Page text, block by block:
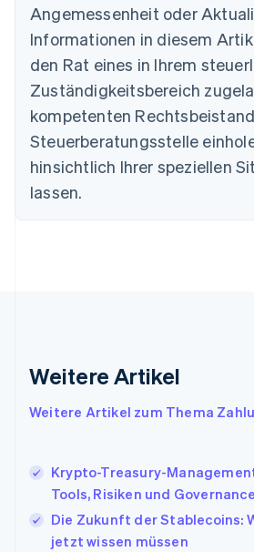
Angemessenheit oder
Informationen in diesem
den Rat eines in Ihrem
Zuständigkeitsbereich
kompetenten
Steuerberatungsstelle
hinsichtlich Ihrer speziellen
lassen.
Weitere Artikel
Weitere Artikel zum Thema
Krypto-Treasury-
Tools, Risiken und Governance
Die Zukunft der Stablecoins:
jetzt wissen müssen
English
Dänemark
English
Deutschland
Deutsch English
Estland
Festlandchina
简体中文English
Finnland
English
Frankreich
Irland
Italien
日本語 English
Kanada
English Français
Kroatien
EnglishItaliano